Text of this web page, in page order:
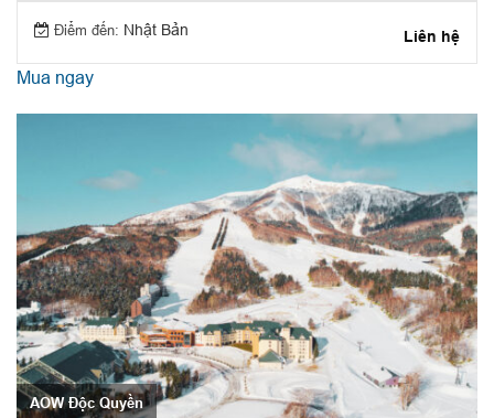
Điểm đến: Nhật Bản Liên hệ
Mua ngay
AOW Độc Quyền